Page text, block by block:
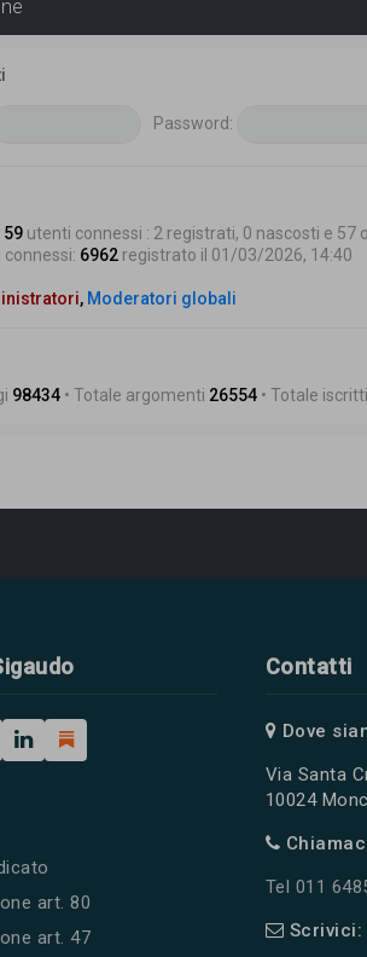
Password:
59utenti connessi : 2 registrati, 0 nascosti e
6962registrato il 01/03/2026, 14:40
, Moderatori globali
98434• Totale argomenti 26554• Totale iscritti
art. 80
art. 47
Contatti
Dove
Via Santa
10024
Tel 011
Scrivici: